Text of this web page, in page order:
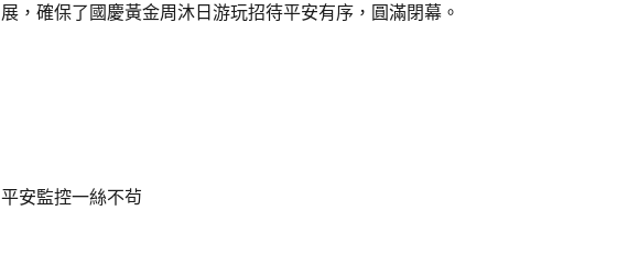
展，確保了國慶黃金周沐日游玩招待平安有序，圓滿閉幕。
平安監控一絲不茍